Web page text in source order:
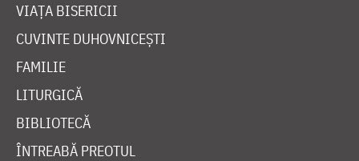
VIAȚA BISERICII
CUVINTE DUHOVNICEȘTI
FAMILIE
LITURGICĂ
BIBLIOTECĂ
ÎNTREABĂ PREOTUL